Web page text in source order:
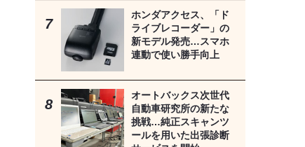
ホンダアクセス、「ド
ライブレコーダー」の
新モデル発売…スマホ
連動で使い勝手向上
オートバックス次世代
自動車研究所の新たな
挑戦…純正スキャンツ
ールを用いた出張診断